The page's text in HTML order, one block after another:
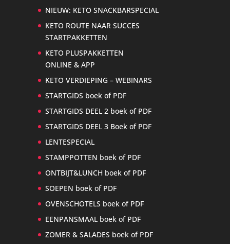
NIEUW: KETO SNACKBARSPECIAL
KETO ROUTE NAAR SUCCES
STARTPAKKETTEN
KETO PLUSPAKKETTEN
ONLINE & APP
KETO VERDIEPING – WEBINARS
STARTGIDS boek of PDF
STARTGIDS DEEL 2 boek of PDF
STARTGIDS DEEL 3 Boek of PDF
LENTESPECIAL
STAMPPOTTEN boek of PDF
ONTBIJT&LUNCH boek of PDF
SOEPEN boek of PDF
OVENSCHOTELS boek of PDF
EENPANSMAAL boek of PDF
ZOMER & SALADES boek of PDF